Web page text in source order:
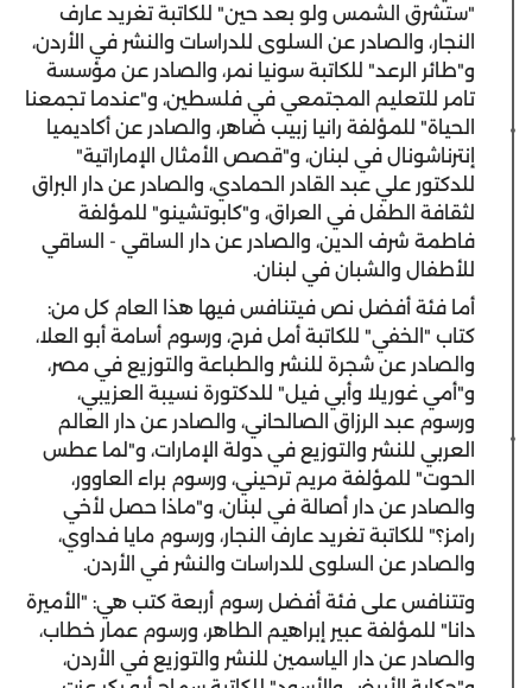
"ستشرق الشمس ولو بعد حين" للكاتبة تغريد عارف
النجار، والصادر عن السلوى للدراسات والنشر في الأردن،
و"طائر الرعد" للكاتبة سونيا نمر، والصادر عن مؤسسة
تامر للتعليم المجتمعي في فلسطين، و"عندما تجمعنا
الحياة" للمؤلفة رانيا زبيب ضاهر، والصادر عن أكاديميا
إنترناشونال في لبنان، و"قصص الأمثال الإماراتية"
للدكتور علي عبد القادر الحمادي، والصادر عن دار البراق
لثقافة الطفل في العراق، و"كابوتشينو" للمؤلفة
فاطمة شرف الدين، والصادر عن دار الساقي - الساقي
للأطفال والشبان في لبنان.
أما فئة أفضل نص فيتنافس فيها هذا العام كل من:
كتاب "الخفي" للكاتبة أمل فرح، ورسوم أسامة أبو العلا،
والصادر عن شجرة للنشر والطباعة والتوزيع في مصر،
و"أمي غوريلا وأبي فيل" للدكتورة نسيبة العزيبي،
ورسوم عبد الرزاق الصالحاني، والصادر عن دار العالم
العربي للنشر والتوزيع في دولة الإمارات، و"لما عطس
الحوت" للمؤلفة مريم ترحيني، ورسوم براء العاوور،
والصادر عن دار أصالة في لبنان، و"ماذا حصل لأخي
رامز؟" للكاتبة تغريد عارف النجار، ورسوم مايا فداوي،
والصادر عن السلوى للدراسات والنشر في الأردن.
وتتنافس على فئة أفضل رسوم أربعة كتب هي: "الأميرة
دانا" للمؤلفة عبير إبراهيم الطاهر، ورسوم عمار خطاب،
والصادر عن دار الياسمين للنشر والتوزيع في الأردن،